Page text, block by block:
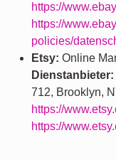
https://
https://
policies/
Etsy: Online
Dienstanbieter:
712, Brooklyn,
https://
https://